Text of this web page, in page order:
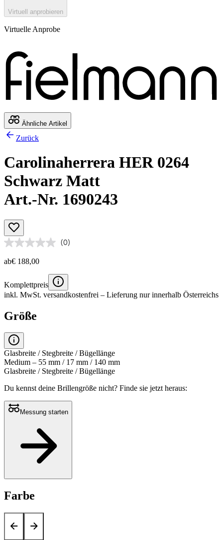
Virtuell anprobieren
Virtuelle Anprobe
Ähnliche Artikel
Zurück
Carolinaherrera HER 0264
Schwarz Matt
Art.-Nr. 1690243
(0)
ab€ 188,00
Komplettpreis
inkl. MwSt. versandkostenfrei – Lieferung nur innerhalb Österreichs
Größe
Glasbreite / Stegbreite / Bügellänge
Medium – 55 mm / 17 mm / 140 mm
Glasbreite / Stegbreite / Bügellänge
Du kennst deine Brillengröße nicht? Finde sie jetzt heraus:
Messung starten
Farbe